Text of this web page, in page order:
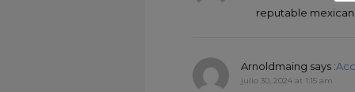
reputable
Arnoldmaing says :
julio 30, 2024 at 1:15 am